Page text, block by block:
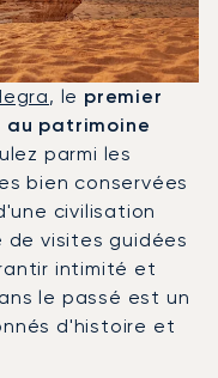
, le premier
patrimoine
parmi les
bien conservées
civilisation
visites guidées
intimité et
le passé est un
d'histoire et